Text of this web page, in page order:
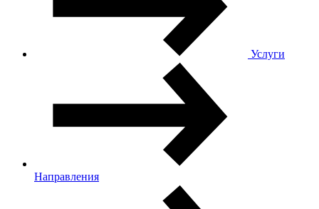
Услуги
Направления